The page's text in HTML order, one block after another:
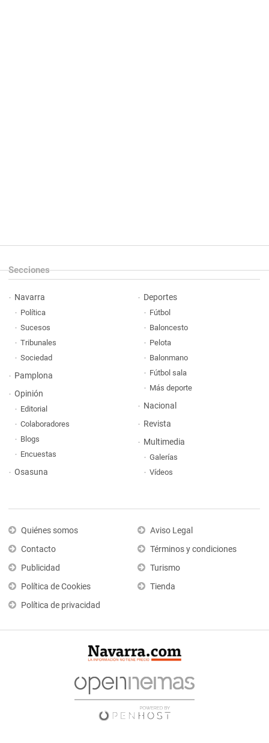
Secciones
Navarra
Política
Sucesos
Tribunales
Sociedad
Pamplona
Opinión
Editorial
Colaboradores
Blogs
Encuestas
Osasuna
Deportes
Fútbol
Baloncesto
Pelota
Balonmano
Fútbol sala
Más deporte
Nacional
Revista
Multimedia
Galerías
Vídeos
Quiénes somos
Contacto
Publicidad
Política de Cookies
Política de privacidad
Aviso Legal
Términos y condiciones
Turismo
Tienda